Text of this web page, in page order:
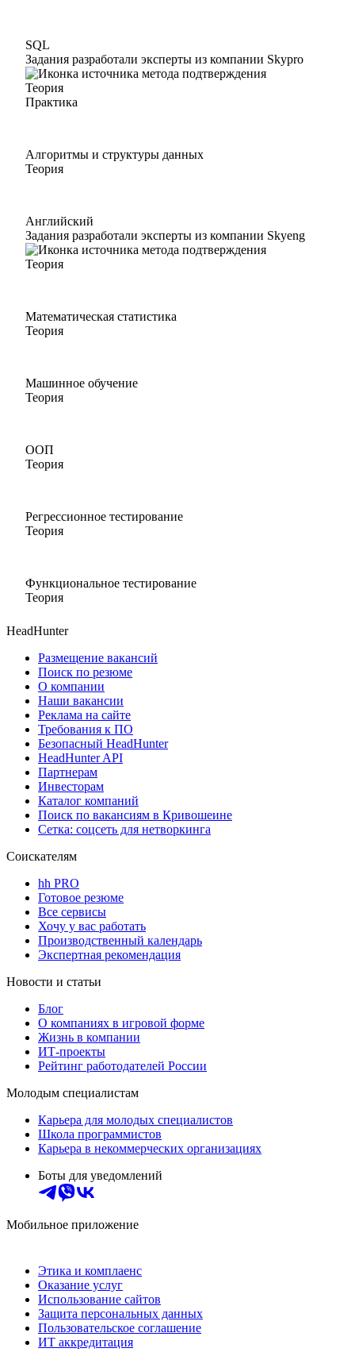
SQL
Задания разработали эксперты из компании Skypro
Теория
Практика
Алгоритмы и структуры данных
Теория
Английский
Задания разработали эксперты из компании Skyeng
Теория
Математическая статистика
Теория
Машинное обучение
Теория
ООП
Теория
Регрессионное тестирование
Теория
Функциональное тестирование
Теория
HeadHunter
Размещение вакансий
Поиск по резюме
О компании
Наши вакансии
Реклама на сайте
Требования к ПО
Безопасный HeadHunter
HeadHunter API
Партнерам
Инвесторам
Каталог компаний
Поиск по вакансиям в Кривошеине
Сетка: соцсеть для нетворкинга
Соискателям
hh PRO
Готовое резюме
Все сервисы
Хочу у вас работать
Производственный календарь
Экспертная рекомендация
Новости и статьи
Блог
О компаниях в игровой форме
Жизнь в компании
ИТ-проекты
Рейтинг работодателей России
Молодым специалистам
Карьера для молодых специалистов
Школа программистов
Карьера в некоммерческих организациях
Боты для уведомлений
Мобильное приложение
Этика и комплаенс
Оказание услуг
Использование сайтов
Защита персональных данных
Пользовательское соглашение
ИТ аккредитация